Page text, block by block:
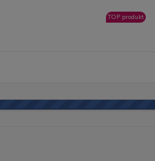
TOP produkt